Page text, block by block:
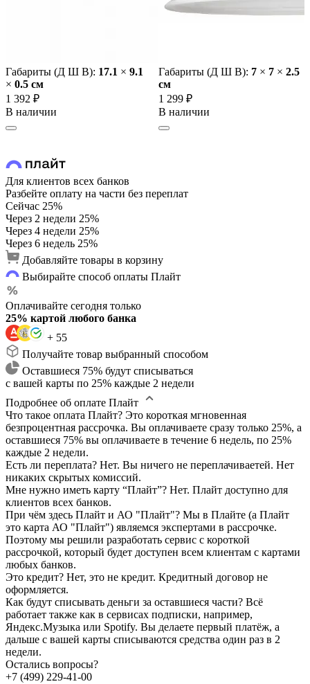
Габариты (Д Ш В): 17.1 × 9.1
× 0.5 cм
1 392 ₽
В наличии
Габариты (Д Ш В): 7 × 7 × 2.5
cм
1 299 ₽
В наличии
Для клиентов всех банков
Разбейте оплату на части без переплат
Сейчас 25%
Через 2 недели 25%
Через 4 недели 25%
Через 6 недель 25%
Добавляйте товары в корзину
Выбирайте способ оплаты Плайт
Оплачивайте сегодня только
25% картой любого банка
+ 55
Получайте товар выбранный способом
Оставшиеся 75% будут списываться
с вашей карты по 25% каждые 2 недели
Подробнее об оплате Плайт
Что такое оплата Плайт? Это короткая мгновенная
безпроцентная рассрочка. Вы оплачиваете сразу только 25%, а
оставшиеся 75% вы оплачиваете в течение 6 недель, по 25%
каждые 2 недели.
Есть ли переплата? Нет. Вы ничего не переплачиваетей. Нет
никаких скрытых комиссий.
Мне нужно иметь карту “Плайт”? Нет. Плайт доступно для
клиентов всех банков.
При чём здесь Плайт и АО "Плайт"? Мы в Плайте (а Плайт
это карта АО "Плайт") являемся экспертами в рассрочке.
Поэтому мы решили разработать сервис с короткой
рассрочкой, который будет доступен всем клиентам с картами
любых банков.
Это кредит? Нет, это не кредит. Кредитный договор не
оформляется.
Как будут списывать деньги за оставшиеся части? Всё
работает также как в сервисах подписки, например,
Яндекс.Музыка или Spotify. Вы делаете первый платёж, а
дальше с вашей карты списываются средства один раз в 2
недели.
Остались вопросы?
+7 (499) 229-41-00